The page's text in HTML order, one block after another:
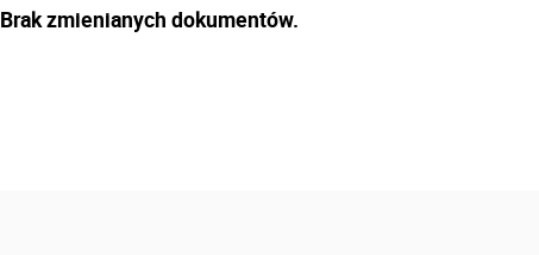
Brak zmienianych dokumentów.